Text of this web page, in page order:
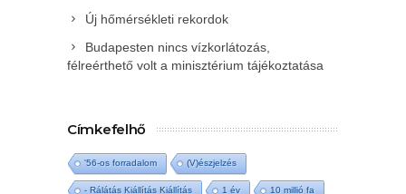
Új hőmérsékleti rekordok
Budapesten nincs vízkorlátozás,
félreérthető volt a minisztérium tájékoztatása
Címkefelhő
'56-os forradalom (V)észjelzés
- Rálátás Kiállítás Kiállítás 1 év 10 millió fa